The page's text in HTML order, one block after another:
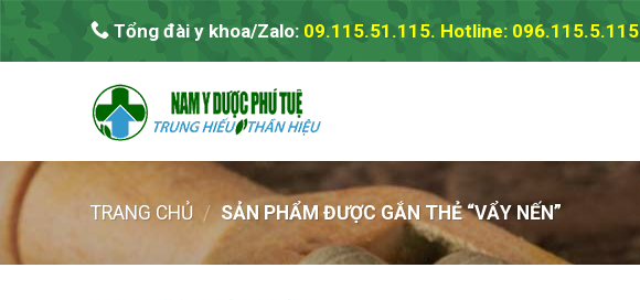
Skip
content
Tổng đài y khoa/Zalo: 09.115.51.115. Hotline: 096.115.5.115
TRANG CHỦ / SẢN PHẨM ĐƯỢC GẮN THẺ “VẨY NẾN”